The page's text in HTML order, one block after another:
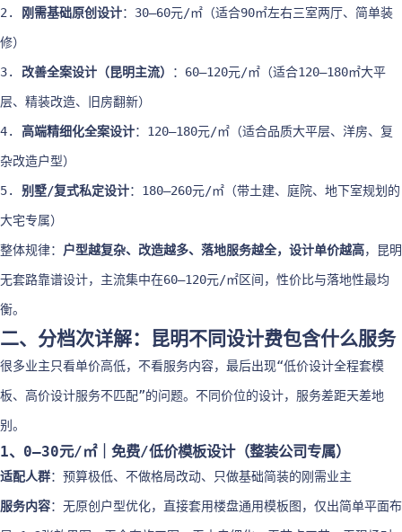
2. 刚需基础原创设计：30–60元/㎡（适合90㎡左右三室两厅、简单装
修）
3. 改善全案设计（昆明主流） ：60–120元/㎡（适合120–180㎡大平
层、精装改造、旧房翻新）
4. 高端精细化全案设计：120–180元/㎡（适合品质大平层、洋房、复
杂改造户型）
5. 别墅/复式私定设计：180–260元/㎡（带土建、庭院、地下室规划的
大宅专属）
整体规律： 户型越复杂、改造越多、落地服务越全，设计单价越高，昆明
无套路靠谱设计，主流集中在60–120元/㎡区间，性价比与落地性最均
衡。
二、分档次详解：昆明不同设计费包含什么服务
很多业主只看单价高低，不看服务内容，最后出现“低价设计全程套模
板、高价设计服务不匹配”的问题。不同价位的设计，服务差距天差地
别。
1、0–30元/㎡｜免费/低价模板设计（整装公司专属）
适配人群：预算极低、不做格局改动、只做基础简装的刚需业主
服务内容：无原创户型优化，直接套用楼盘通用模板图，仅出简单平面布